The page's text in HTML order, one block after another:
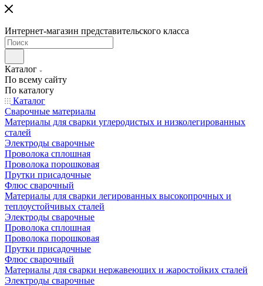
Интернет-магазин представительского класса
Каталог
По всему сайту
По каталогу
Каталог
Сварочные материалы
Материалы для сварки углеродистых и низколегированных
сталей
Электроды сварочные
Проволока сплошная
Проволока порошковая
Прутки присадочные
Флюс сварочный
Материалы для сварки легированных высокопрочных и
теплоустойчивых сталей
Электроды сварочные
Проволока сплошная
Проволока порошковая
Прутки присадочные
Флюс сварочный
Материалы для сварки нержавеющих и жаростойких сталей
Электроды сварочные